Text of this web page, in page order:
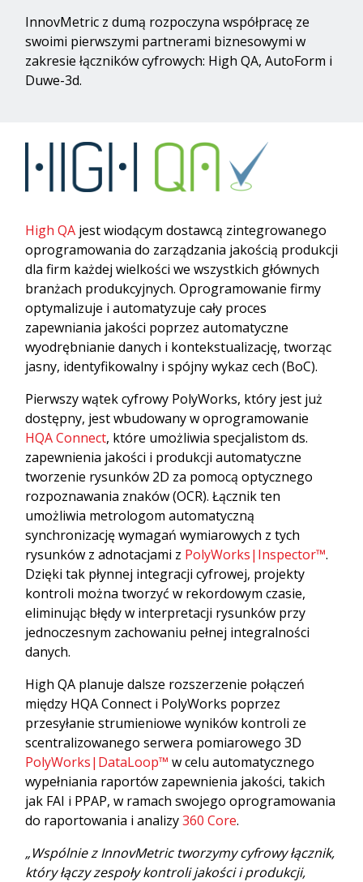
InnovMetric z dumą rozpoczyna współpracę ze
swoimi pierwszymi partnerami biznesowymi w
zakresie łączników cyfrowych: High QA, AutoForm i
Duwe-3d.
High QA jest wiodącym dostawcą zintegrowanego
oprogramowania do zarządzania jakością produkcji
dla firm każdej wielkości we wszystkich głównych
branżach produkcyjnych. Oprogramowanie firmy
optymalizuje i automatyzuje cały proces
zapewniania jakości poprzez automatyczne
wyodrębnianie danych i kontekstualizację, tworząc
jasny, identyfikowalny i spójny wykaz cech (BoC).
Pierwszy wątek cyfrowy PolyWorks, który jest już
dostępny, jest wbudowany w oprogramowanie
HQA Connect, które umożliwia specjalistom ds.
zapewnienia jakości i produkcji automatyczne
tworzenie rysunków 2D za pomocą optycznego
rozpoznawania znaków (OCR). Łącznik ten
umożliwia metrologom automatyczną
synchronizację wymagań wymiarowych z tych
rysunków z adnotacjami z PolyWorks|Inspector™.
Dzięki tak płynnej integracji cyfrowej, projekty
kontroli można tworzyć w rekordowym czasie,
eliminując błędy w interpretacji rysunków przy
jednoczesnym zachowaniu pełnej integralności
danych.
High QA planuje dalsze rozszerzenie połączeń
między HQA Connect i PolyWorks poprzez
przesyłanie strumieniowe wyników kontroli ze
scentralizowanego serwera pomiarowego 3D
PolyWorks|DataLoop™ w celu automatycznego
wypełniania raportów zapewnienia jakości, takich
jak FAI i PPAP, w ramach swojego oprogramowania
do raportowania i analizy360 Core.
„Wspólnie z InnovMetric tworzymy cyfrowy łącznik,
który łączy zespoły kontroli jakości i produkcji,